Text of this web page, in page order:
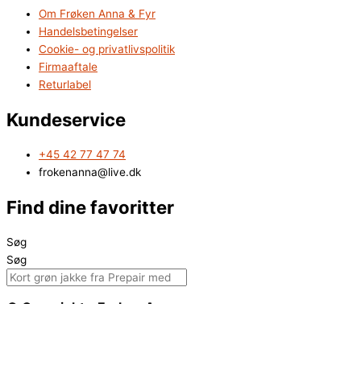
Om Frøken Anna & Fyr
Handelsbetingelser
Cookie- og privatlivspolitik
Firmaaftale
Returlabel
Kundeservice
+45 42 77 47 74
frokenanna@live.dk
Find dine favoritter
Søg
Søg
© Copyright - Frøken Anna